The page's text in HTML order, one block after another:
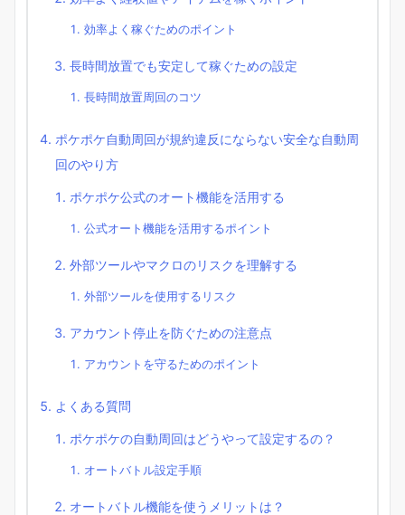
効率よく稼ぐためのポイント
長時間放置でも安定して稼ぐための設定
長時間放置周回のコツ
ポケポケ自動周回が規約違反にならない安全な自動周
回のやり方
ポケポケ公式のオート機能を活用する
公式オート機能を活用するポイント
外部ツールやマクロのリスクを理解する
外部ツールを使用するリスク
アカウント停止を防ぐための注意点
アカウントを守るためのポイント
よくある質問
ポケポケの自動周回はどうやって設定するの？
オートバトル設定手順
オートバトル機能を使うメリットは？